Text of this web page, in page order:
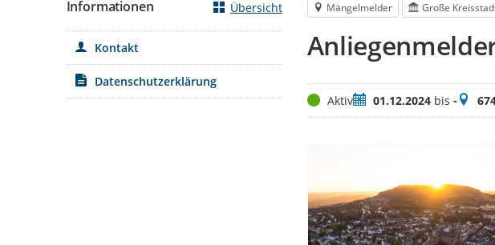
Mängelmelder Große
StatusAktivZeitraum
01.12.2024bis -
Informationen Übersicht
Kontakt
Datenschutzerklärung